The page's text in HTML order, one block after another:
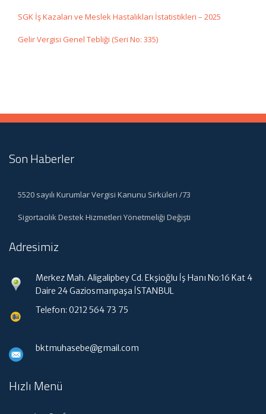
SGK İş Kazaları ve Meslek Hastalıkları İstatistikleri – 2025
Gelir Vergisi Genel Tebliği (Seri No: 335)
Son Haberler
5520 sayılı Kurumlar Vergisi Kanunu Sirküleri /73
Sigortacılık Destek Hizmetleri Yönetmeliği Değişti
Adresimiz
Merkez Mah. Aligalipbey Cd. Ekşioğlu İş Hanı No:16 Kat 4
Daire 24 Gaziosmanpaşa İSTANBUL
Telefon: 0212 564 73 75
bktmuhasebe@gmail.com
Hızlı Menü